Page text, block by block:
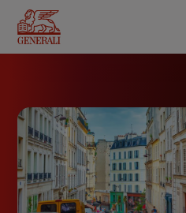
contenu
principal